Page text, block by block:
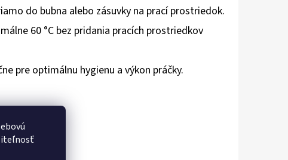
do bubna alebo zásuvky na prací prostriedok.
60 °C bez pridania pracích prostriedkov
pre optimálnu hygienu a výkon práčky.